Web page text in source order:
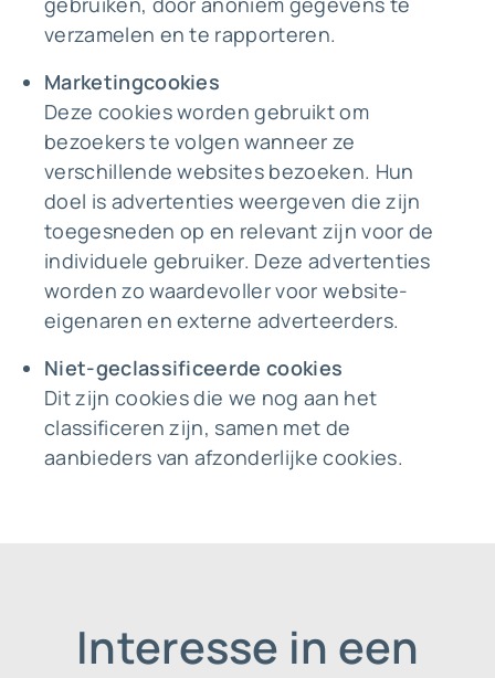
verzamelen en te rapporteren.
Marketingcookies
Deze cookies worden gebruikt om
bezoekers te volgen wanneer ze
verschillende websites bezoeken. Hun
doel is advertenties weergeven die zijn
toegesneden op en relevant zijn voor de
individuele gebruiker. Deze advertenties
worden zo waardevoller voor website-
eigenaren en externe adverteerders.
Niet-geclassificeerde cookies
Dit zijn cookies die we nog aan het
classificeren zijn, samen met de
aanbieders van afzonderlijke cookies.
Interesse in een